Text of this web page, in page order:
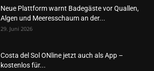
Neue Plattform warnt Badegäste vor Quallen,
Algen und Meeresschaum an der...
29. Juni 2026
Costa del Sol ONline jetzt auch als App –
kostenlos für...